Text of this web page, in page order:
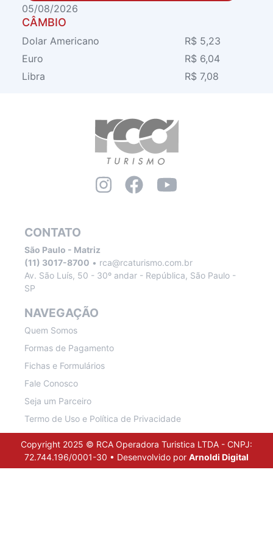
05/08/2026
CÂMBIO
Dolar Americano
R$ 5,23
Euro
R$ 6,04
Libra
R$ 7,08
CONTATO
São Paulo - Matriz
(11) 3017-8700 • rca@rcaturismo.com.br
Av. São Luís, 50 - 30º andar - República, São Paulo -
SP
NAVEGAÇÃO
Quem Somos
Formas de Pagamento
Fichas e Formulários
Fale Conosco
Seja um Parceiro
Termo de Uso e Política de Privacidade
Copyright 2025 © RCA Operadora Turistica LTDA - CNPJ:
72.744.196/0001-30 • Desenvolvido por Arnoldi Digital